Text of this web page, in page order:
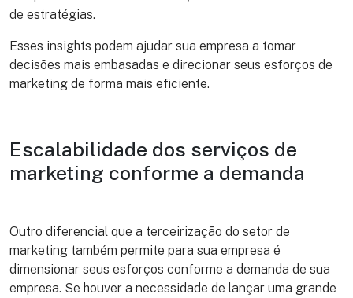
de estratégias.
Esses insights podem ajudar sua empresa a tomar
decisões mais embasadas e direcionar seus esforços de
marketing de forma mais eficiente.
Escalabilidade dos serviços de
marketing conforme a demanda
Outro diferencial que a terceirização do setor de
marketing também permite para sua empresa é
dimensionar seus esforços conforme a demanda de sua
empresa. Se houver a necessidade de lançar uma grande